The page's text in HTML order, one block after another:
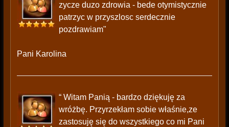
zycze duzo zdrowia - bede otymistycznie
patrzyc w przyszlosc serdecznie
pozdrawiam"
Pani Karolina
“ Witam Panią - bardzo dziękuję za
wróżbę. Przyrzekłam sobie właśnie,ze
zastosuję się do wszystkiego co mi Pani